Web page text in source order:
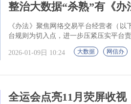
整治大数据“杀熟”有《办
《办法》聚焦网络交易平台经营者（
台规则为切入点，进一步压紧压实平台
2026-01-09日 10:24 大数据 网信办
全运会点亮11月荧屏收